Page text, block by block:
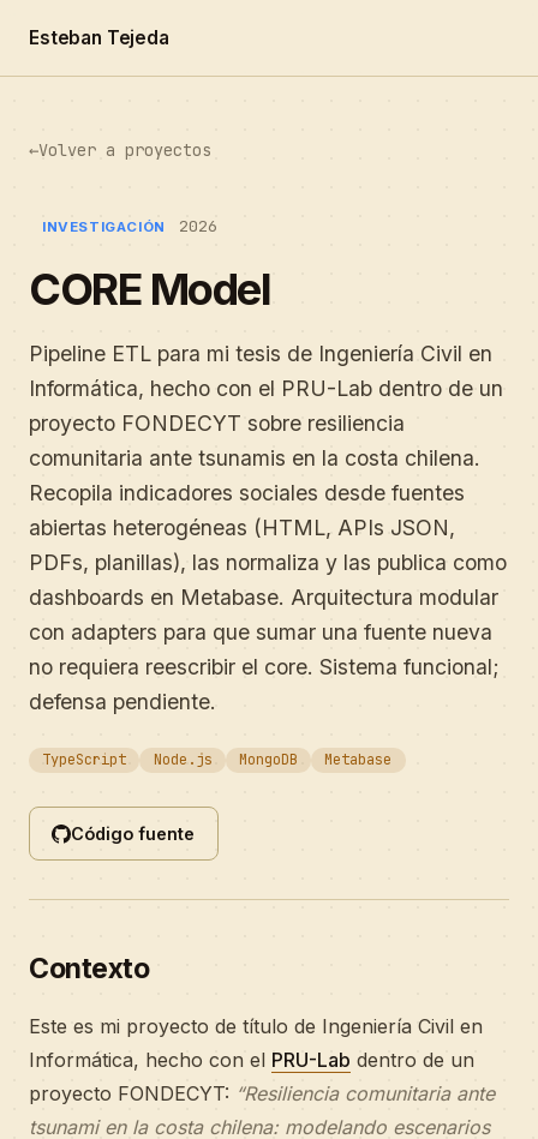
Esteban Tejeda
←Volver a proyectos
INVESTIGACIÓN 2026
CORE Model
Pipeline ETL para mi tesis de Ingeniería Civil en
Informática, hecho con el PRU-Lab dentro de un
proyecto FONDECYT sobre resiliencia
comunitaria ante tsunamis en la costa chilena.
Recopila indicadores sociales desde fuentes
abiertas heterogéneas (HTML, APIs JSON,
PDFs, planillas), las normaliza y las publica como
dashboards en Metabase. Arquitectura modular
con adapters para que sumar una fuente nueva
no requiera reescribir el core. Sistema funcional;
defensa pendiente.
TypeScript Node.js MongoDB Metabase
Código fuente
Contexto
Este es mi proyecto de título de Ingeniería Civil en
Informática, hecho con el PRU-Lab dentro de un
proyecto FONDECYT: “Resiliencia comunitaria ante
tsunami en la costa chilena: modelando escenarios